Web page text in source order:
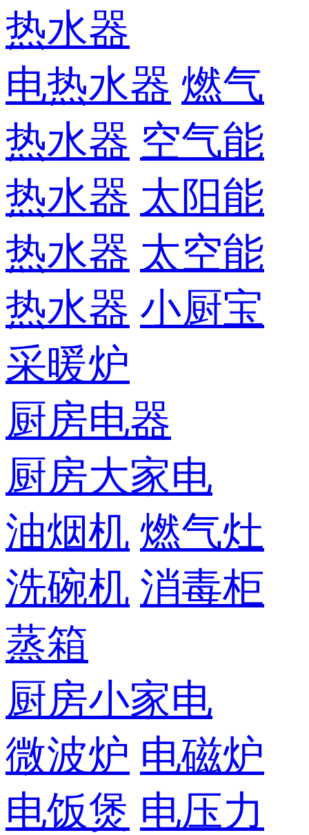
热水器
电热水器 燃气
热水器 空气能
热水器 太阳能
热水器 太空能
热水器 小厨宝
采暖炉
厨房电器
厨房大家电
油烟机 燃气灶
洗碗机 消毒柜
蒸箱
厨房小家电
微波炉 电磁炉
电饭煲 电压力